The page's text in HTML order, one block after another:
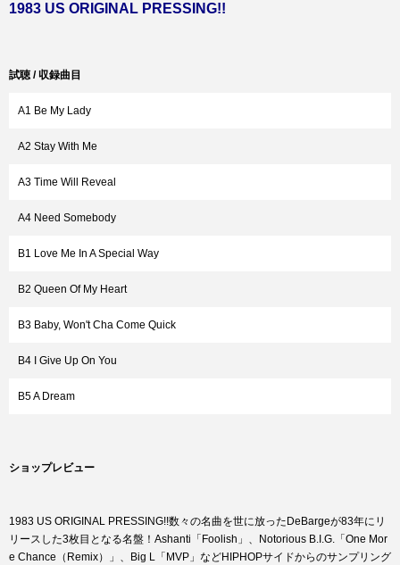
1983 US ORIGINAL PRESSING!!
試聴 / 収録曲目
A1 Be My Lady
A2 Stay With Me
A3 Time Will Reveal
A4 Need Somebody
B1 Love Me In A Special Way
B2 Queen Of My Heart
B3 Baby, Won't Cha Come Quick
B4 I Give Up On You
B5 A Dream
ショップレビュー
1983 US ORIGINAL PRESSING!!数々の名曲を世に放ったDeBargeが83年にリ
リースした3枚目となる名盤！Ashanti「Foolish」、Notorious B.I.G.「One Mor
e Chance（Remix）」、Big L「MVP」などHIPHOPサイドからのサンプリング